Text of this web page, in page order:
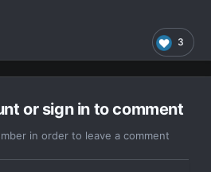
3
or sign in to comment
in order to leave a comment